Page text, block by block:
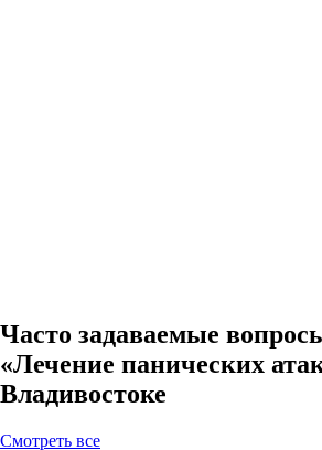
Часто задаваемые
«Лечение панических
Владивостоке
Cмотреть все